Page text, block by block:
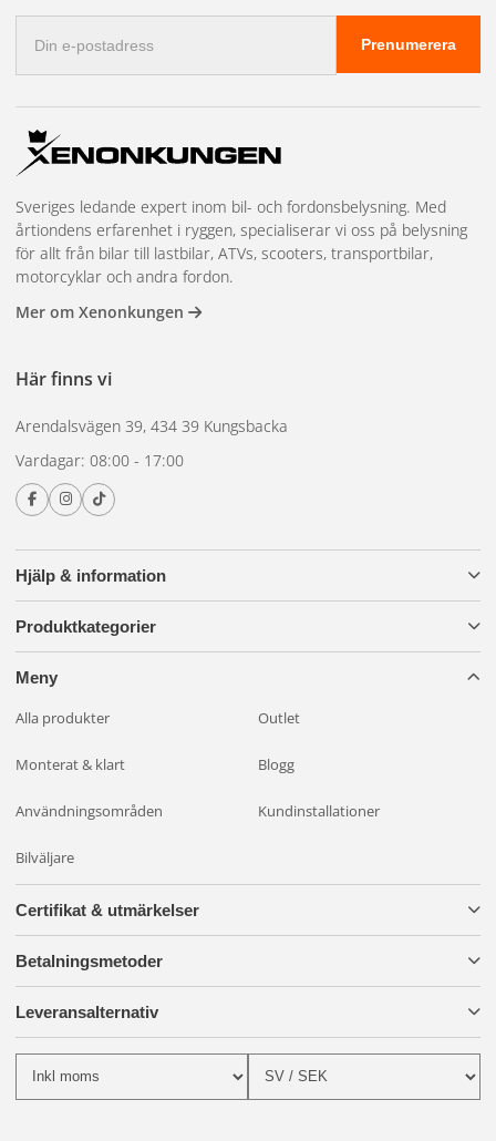
postadress
Prenumerera
Hjälp & information
Produktkategorier
Meny
Alla produkter Outlet
Monterat & klart Blogg
Användningsområden Kundinstallationer
Bilväljare
Sveriges ledande expert inom bil- och fordonsbelysning. Med
årtiondens erfarenhet i ryggen, specialiserar vi oss på belysning
för allt från bilar till lastbilar, ATVs, scooters, transportbilar,
motorcyklar och andra fordon.
Mer om Xenonkungen
Här finns vi
Arendalsvägen 39, 434 39 Kungsbacka
Vardagar: 08:00 - 17:00
Certifikat & utmärkelser
Betalningsmetoder
Leveransalternativ